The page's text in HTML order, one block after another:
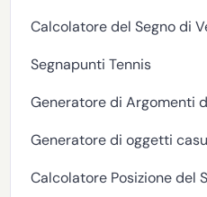
Calcolatore del Segno di
Segnapunti Tennis
Generatore di Argomenti
Generatore di oggetti
Calcolatore Posizione del